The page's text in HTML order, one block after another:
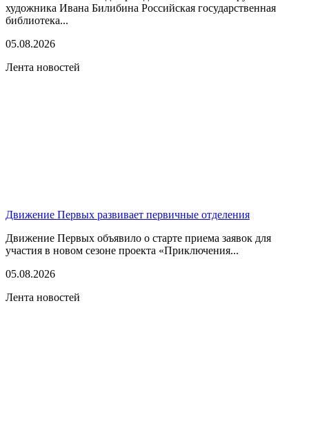
художника Ивана Билибина Российская государственная
библиотека...
05.08.2026
Лента новостей
Движение Первых развивает первичные отделения
Движение Первых объявило о старте приема заявок для
участия в новом сезоне проекта «Приключения...
05.08.2026
Лента новостей